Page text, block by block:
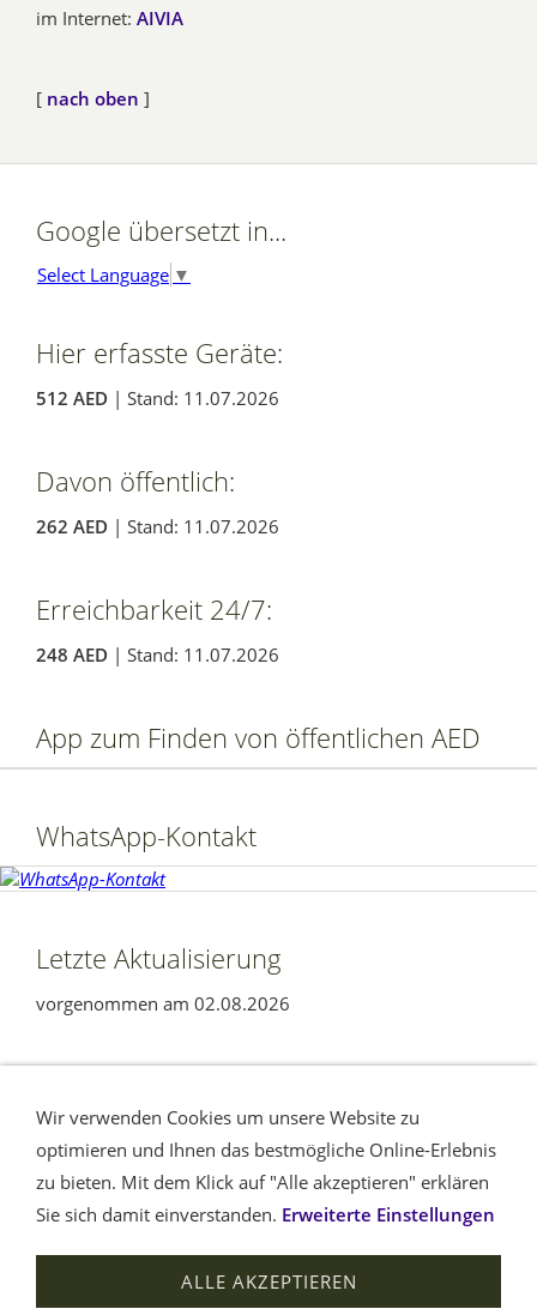
im Internet: AIVIA
[ nach oben ]
Google übersetzt in...
Select Language ▼
Hier erfasste Geräte:
512 AED | Stand: 11.07.2026
Davon öffentlich:
262 AED | Stand: 11.07.2026
Erreichbarkeit 24/7:
248 AED | Stand: 11.07.2026
App zum Finden von öffentlichen AED
WhatsApp-Kontakt
Letzte Aktualisierung
vorgenommen am 02.08.2026
Ihre Nachricht
Seitenübersicht
Datenschutzerklärung nach DSGVO
Impressum /
Haftungsausschluss
Cookies
Am Rande
Barrierefreiheit
Leben retten im Kreis Euskirchen © Dieter Kabatnik, 2011 -
Wir verwenden Cookies um unsere Website zu
optimieren und Ihnen das bestmögliche Online-Erlebnis
zu bieten. Mit dem Klick auf "Alle akzeptieren" erklären
Sie sich damit einverstanden. Erweiterte Einstellungen
ALLE AKZEPTIEREN